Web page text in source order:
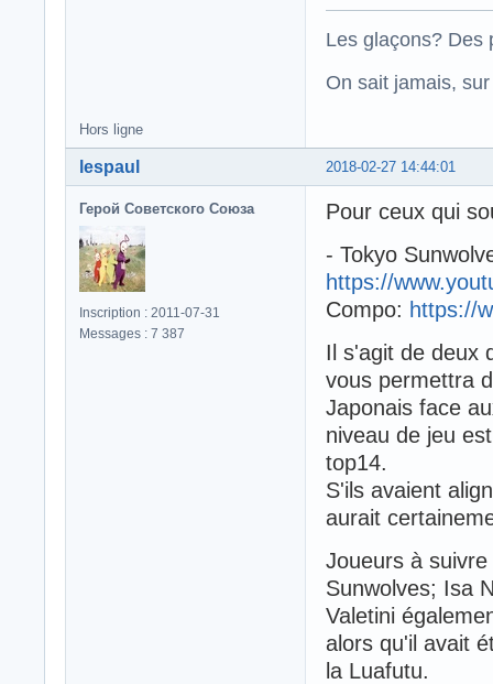
Les glaçons? Des
On sait jamais,
Hors ligne
2018-02-27 14:44:01
lespaul
Герой Советского Союза
Inscription : 2011-07-31
Messages : 7 387
Pour ceux qui
- Tokyo
https://
Compo: https://
Il s'agit de deux
vous permettra
Japonais face
niveau de jeu
top14.
S'ils avaient
aurait
Joueurs à
Sunwolves; Isa
Valetini
alors qu'il avait
la Luafutu.